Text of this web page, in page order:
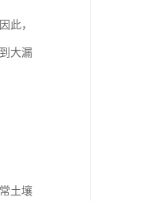
此，
大漏
土壤